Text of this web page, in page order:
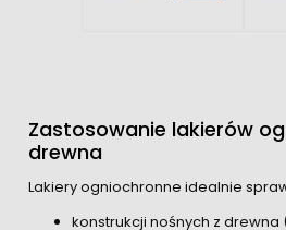
Zastosowanie lakierów
drewna
Lakiery ogniochronne idealnie
konstrukcji nośnych z drewna